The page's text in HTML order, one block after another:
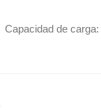
Capacidad de carga